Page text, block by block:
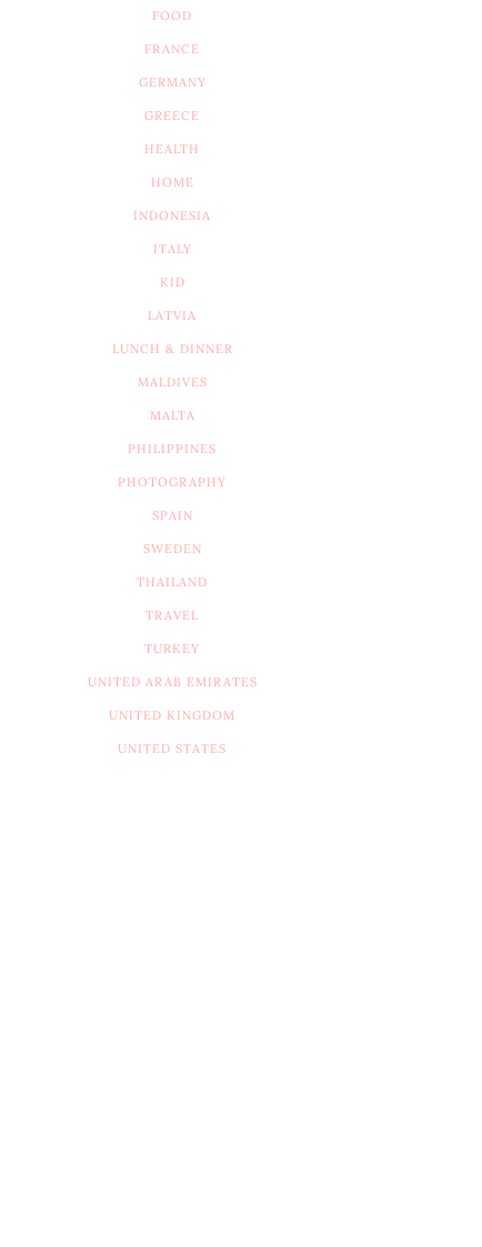
FOOD
FRANCE
GERMANY
GREECE
HEALTH
HOME
INDONESIA
ITALY
KID
LATVIA
LUNCH & DINNER
MALDIVES
MALTA
PHILIPPINES
PHOTOGRAPHY
SPAIN
SWEDEN
THAILAND
TRAVEL
TURKEY
UNITED ARAB EMIRATES
UNITED KINGDOM
UNITED STATES